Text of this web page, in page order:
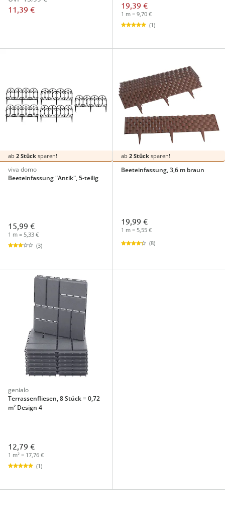
11,39 € 19,39 €
1 m = 9,70 €
(1)
ab 2 Stück sparen!
viva domo
Beeteinfassung "Antik", 5-teilig
15,99 €
1 m = 5,33 €
(3)
ab 2 Stücksparen!
Beeteinfassung, 3,6 m braun
19,99 €
1 m = 5,55 €
(8)
genialo
Terrassenfliesen, 8 Stück = 0,72
m² Design 4
12,79 €
1 m² = 17,76 €
(1)